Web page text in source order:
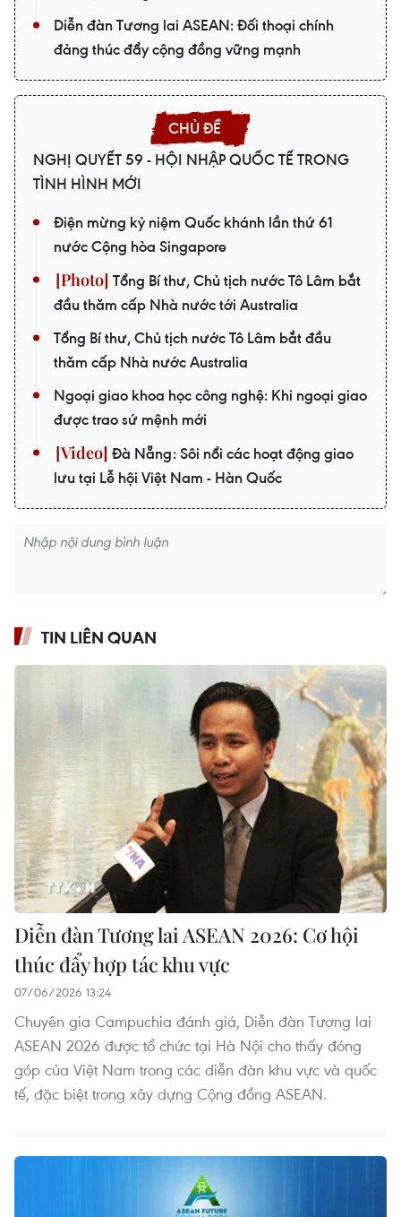
Diễn đàn Tương lai ASEAN: Đối thoại chính
đảng thúc đẩy cộng đồng vững mạnh
NGHỊ QUYẾT 59 - HỘI NHẬP QUỐC TẾ TRONG
TÌNH HÌNH MỚI
Điện mừng kỷ niệm Quốc khánh lần thứ 61
nước Cộng hòa Singapore
Tổng Bí thư, Chủ tịch nước Tô Lâm bắt
đầu thăm cấp Nhà nước tới Australia
Tổng Bí thư, Chủ tịch nước Tô Lâm bắt đầu
thăm cấp Nhà nước Australia
Ngoại giao khoa học công nghệ: Khi ngoại giao
được trao sứ mệnh mới
Đà Nẵng: Sôi nổi các hoạt động giao
lưu tại Lễ hội Việt Nam - Hàn Quốc
TIN LIÊN QUAN
Diễn đàn Tương lai ASEAN 2026: Cơ hội
thúc đẩy hợp tác khu vực
07/06/2026 13:24
Chuyên gia Campuchia đánh giá, Diễn đàn Tương lai
ASEAN 2026 được tổ chức tại Hà Nội cho thấy đóng
góp của Việt Nam trong các diễn đàn khu vực và quốc
tế, đặc biệt trong xây dựng Cộng đồng ASEAN.